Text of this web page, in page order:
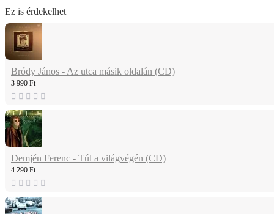
Ez is érdekelhet
Bródy János - Az utca másik oldalán (CD)
3 990 Ft
Demjén Ferenc - Túl a világvégén (CD)
4 290 Ft